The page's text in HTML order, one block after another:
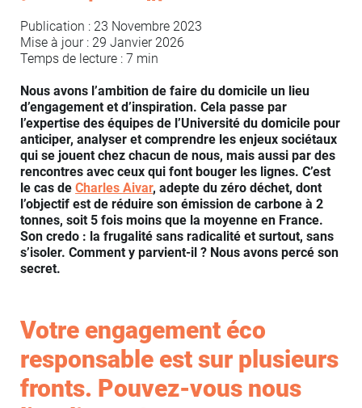
Publication : 23 Novembre 2023
Mise à jour : 29 Janvier 2026
Temps de lecture : 7 min
Nous avons l’ambition de faire du domicile un lieu
d’engagement et d’inspiration. Cela passe par
l’expertise des équipes de l’Université du domicile pour
anticiper, analyser et comprendre les enjeux sociétaux
qui se jouent chez chacun de nous, mais aussi par des
rencontres avec ceux qui font bouger les lignes. C’est
le cas de Charles Aivar, adepte du zéro déchet, dont
l’objectif est de réduire son émission de carbone à 2
tonnes, soit 5 fois moins que la moyenne en France.
Son credo : la frugalité sans radicalité et surtout, sans
s’isoler. Comment y parvient-il ? Nous avons percé son
secret.
Votre engagement éco
responsable est sur plusieurs
fronts. Pouvez-vous nous